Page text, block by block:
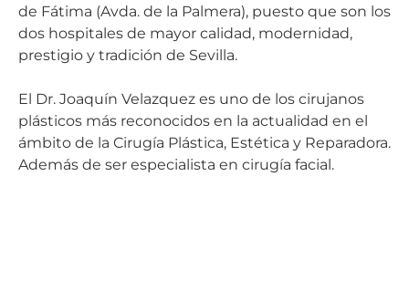
de Fátima (Avda. de la Palmera), puesto que son los
dos hospitales de mayor calidad, modernidad,
prestigio y tradición de Sevilla.
El Dr. Joaquín Velazquez es uno de los cirujanos
plásticos más reconocidos en la actualidad en el
ámbito de la Cirugía Plástica, Estética y Reparadora.
Además de ser especialista en cirugía facial.